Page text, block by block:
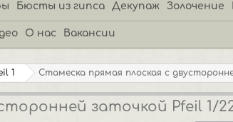
Бюсты из гипса Декупаж Золочение
О нас Вакансии
1 Стамеска прямая плоская с
заточкой Pfeil 1/